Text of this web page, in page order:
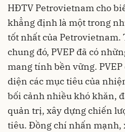
HĐTV Petrovietnam cho
khẳng định là một trong
tốt nhất của Petrovietnam.
chung đó, PVEP đã có
mang tính bền vững.
diện các mục tiêu của
bối cảnh nhiều khó khăn,
quản trị, xây dựng chiến
tiêu. Đồng chí nhấn mạnh,